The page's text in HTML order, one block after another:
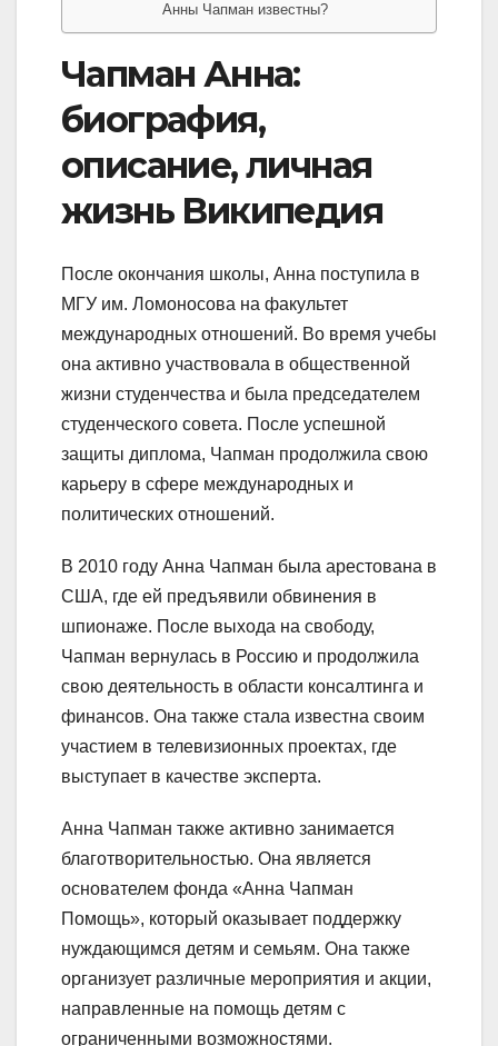
Анны Чапман известны?
Чапман Анна:
биография,
описание, личная
жизнь Википедия
После окончания школы, Анна поступила в
МГУ им. Ломоносова на факультет
международных отношений. Во время учебы
она активно участвовала в общественной
жизни студенчества и была председателем
студенческого совета. После успешной
защиты диплома, Чапман продолжила свою
карьеру в сфере международных и
политических отношений.
В 2010 году Анна Чапман была арестована в
США, где ей предъявили обвинения в
шпионаже. После выхода на свободу,
Чапман вернулась в Россию и продолжила
свою деятельность в области консалтинга и
финансов. Она также стала известна своим
участием в телевизионных проектах, где
выступает в качестве эксперта.
Анна Чапман также активно занимается
благотворительностью. Она является
основателем фонда «Анна Чапман
Помощь», который оказывает поддержку
нуждающимся детям и семьям. Она также
организует различные мероприятия и акции,
направленные на помощь детям с
ограниченными возможностями.